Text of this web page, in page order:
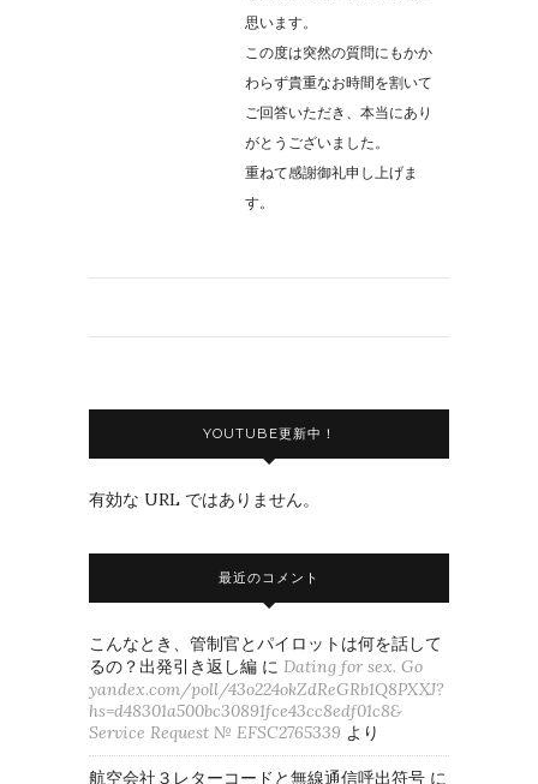
思います。
この度は突然の質問にもかか
わらず貴重なお時間を割いて
ご回答いただき、本当にあり
がとうございました。
重ねて感謝御礼申し上げま
す。
YOUTUBE更新中！
有効な URL ではありません。
最近のコメント
こんなとき、管制官とパイロットは何を話して
るの？出発引き返し編 に Dating for sex. Go
yandex.com/poll/43o224okZdReGRb1Q8PXXJ?
hs=d48301a500bc30891fce43cc8edf01c8&
Service Request № EFSC2765339 より
航空会社３レターコードと無線通信呼出符号 に